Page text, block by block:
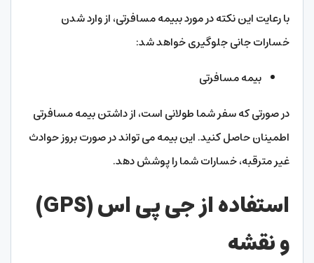
با رعایت این نکته در مورد ببیمه مسافرتی، از وارد شدن
خسارات جانی جلوگیری خواهد شد:
بیمه مسافرتی
در صورتی که سفر شما طولانی است، از داشتن بیمه مسافرتی
اطمینان حاصل کنید. این بیمه می‌ تواند در صورت بروز حوادث
غیر مترقبه، خسارات شما را پوشش دهد.
استفاده از جی پی اس (GPS)
و نقشه